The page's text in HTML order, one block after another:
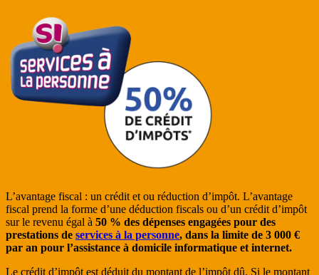
L’avantage fiscal : un crédit et ou réduction d’impôt. L’avantage
fiscal prend la forme d’une déduction fiscals ou d’un crédit d’impôt
sur le revenu égal à 50 % des dépenses engagées pour des
prestations de services à la personne, dans la limite de 3 000 €
par an pour l’assistance à domicile informatique et internet.
Le crédit d’impôt est déduit du montant de l’impôt dû. Si le montant